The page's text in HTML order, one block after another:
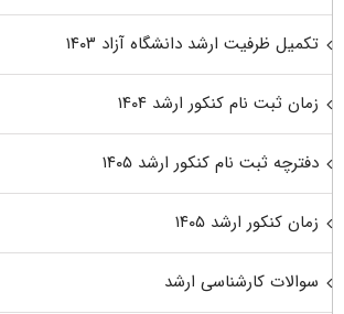
تکمیل ظرفیت ارشد دانشگاه آزاد ۱۴۰۳
زمان ثبت نام کنکور ارشد ۱۴۰۴
دفترچه ثبت نام کنکور ارشد ۱۴۰۵
زمان کنکور ارشد ۱۴۰۵
سوالات کارشناسی ارشد